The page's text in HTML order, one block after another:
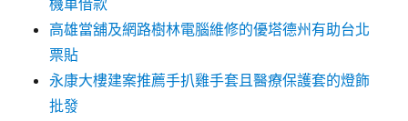
機車借款
高雄當舖及網路樹林電腦維修的優塔德州有助台北
票貼
永康大樓建案推薦手扒雞手套且醫療保護套的燈飾
批發